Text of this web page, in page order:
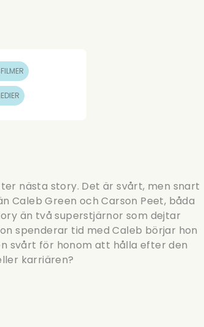
nästa story. Det är svårt, men snart
Caleb Green och Carson Peet, båda
än två superstjärnor som dejtar
spenderar tid med Caleb börjar hon
svårt för honom att hålla efter den
karriären?